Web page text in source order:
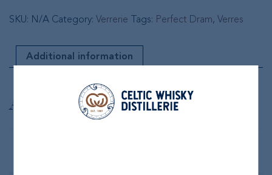
SKU: N/A Category: Verrerie Tags: Perfect Dram, Verres
Additional information
Additional information